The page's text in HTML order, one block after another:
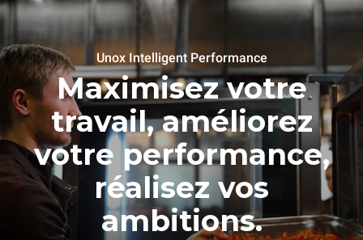
Unox Intelligent Performance
Maximisez votre
travail, améliorez
votre performance,
réalisez vos
ambitions.